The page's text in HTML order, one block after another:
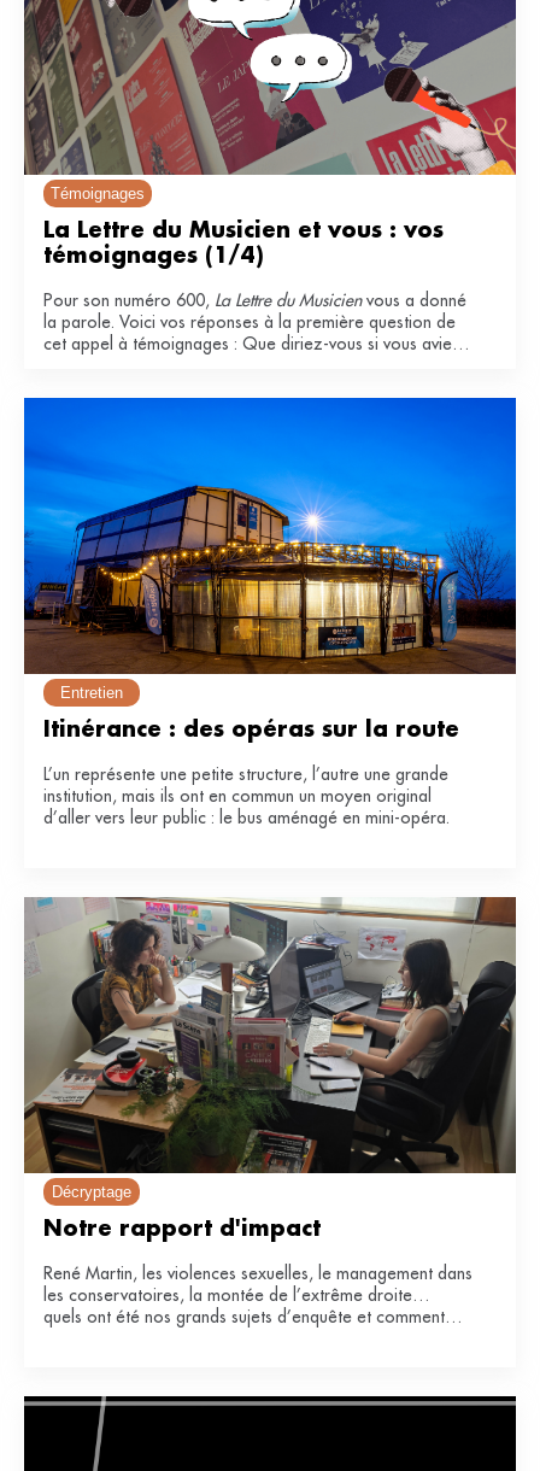
Témoignages
La Lettre du Musicien et vous : vos
témoignages (1/4)
Pour son numéro 600, La Lettre du Musicienvous a donné
la parole. Voici vos réponses à la première question de
cet appel à témoignages : Que diriez-vous si vous aviez
Entretien
Itinérance : des opéras sur la route
L’un représente une petite structure, l’autre une grande
institution, mais ils ont en commun un moyen original
d’aller vers leur public : le bus aménagé en mini-opéra.
Décryptage
Notre rapport d'impact
René Martin, les violences sexuelles, le management dans
les conservatoires, la montée de l’extrême droite…
quels ont été nos grands sujets d’enquête et comment